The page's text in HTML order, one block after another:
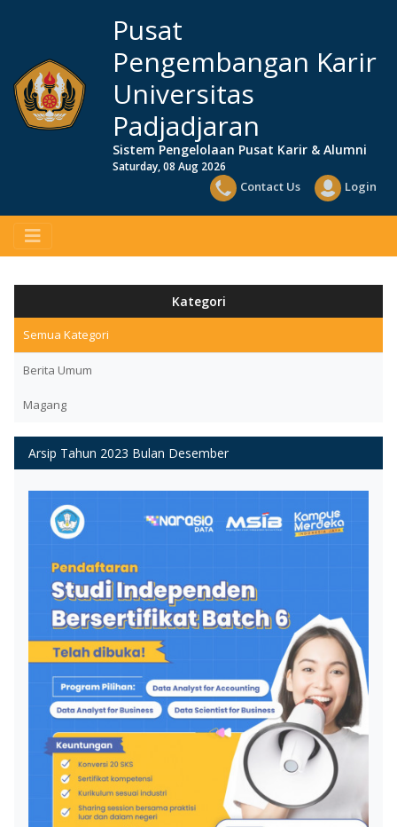
Pusat
Pengembangan Karir
Universitas
Padjadjaran
Sistem Pengelolaan Pusat Karir & Alumni
Saturday, 08 Aug 2026
Contact Us Login
Kategori
Semua Kategori
Berita Umum
Magang
Arsip Tahun 2023 Bulan Desember